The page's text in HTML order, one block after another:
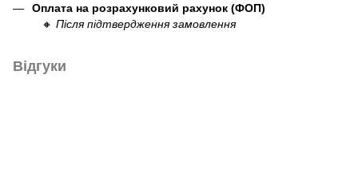
Оплата на розрахунковий рахунок (ФОП)
🔸 Після підтвердження замовлення
Відгуки